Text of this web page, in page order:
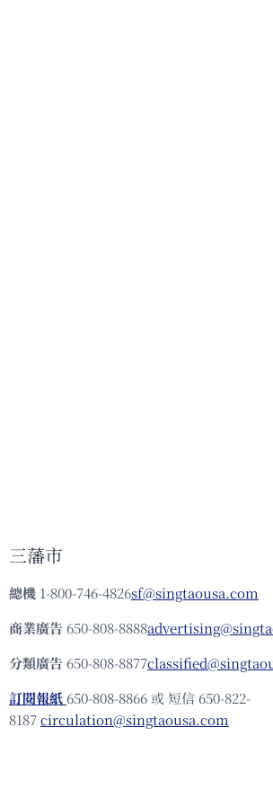
三藩市
總機 1-800-746-4826sf@singtaousa.com
商業廣告 650-808-8888
分類廣告 650-808-8877
訂閱報紙 650-808-8866 或 短信 650-822-
8187circulation@singtaousa.com